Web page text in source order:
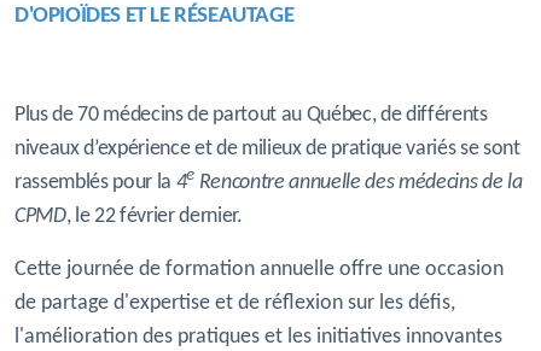
D'OPIOÏDES ET LE RÉSEAUTAGE
Plus de 70 médecins de partout au Québec, de différents
niveaux d’expérience et de milieux de pratique variés se sont
rassemblés pour la 4e Rencontre annuelle des médecins de la
CPMD, le 22 février dernier.
Cette journée de formation annuelle offre une occasion
de partage d'expertise et de réflexion sur les défis,
l'amélioration des pratiques et les initiatives innovantes